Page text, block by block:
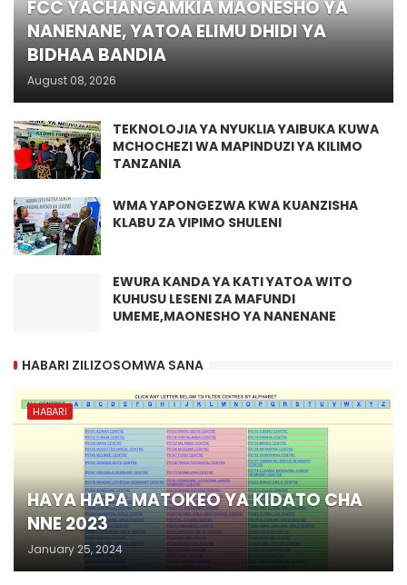
FCC YACHANGAMKIA MAONESHO YA
NANENANE, YATOA ELIMU DHIDI YA
BIDHAA BANDIA
August 08, 2026
TEKNOLOJIA YA NYUKLIA YAIBUKA KUWA
MCHOCHEZI WA MAPINDUZI YA KILIMO
TANZANIA
WMA YAPONGEZWA KWA KUANZISHA
KLABU ZA VIPIMO SHULENI
EWURA KANDA YA KATI YATOA WITO
KUHUSU LESENI ZA MAFUNDI
UMEME,MAONESHO YA NANENANE
HABARI ZILIZOSOMWA SANA
HABARI
HAYA HAPA MATOKEO YA KIDATO CHA
NNE 2023
January 25, 2024